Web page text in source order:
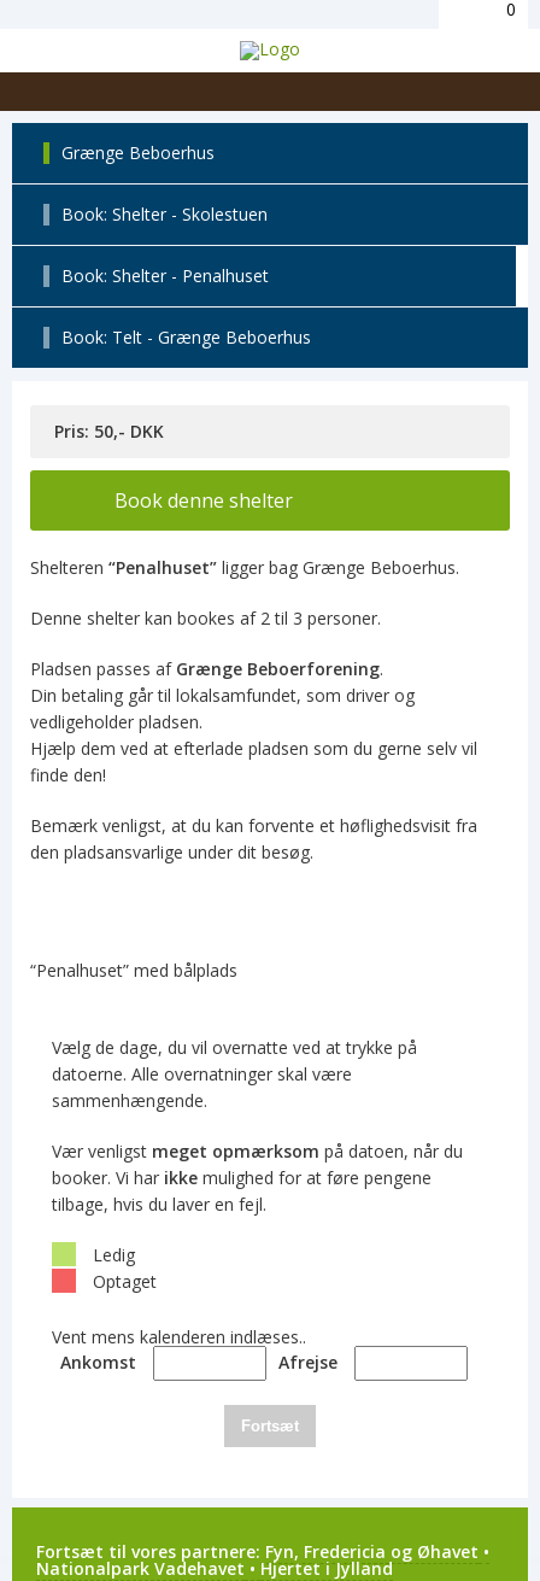
0
Grænge Beboerhus
Book: Shelter - Skolestuen
Book: Shelter - Penalhuset
Book: Telt - Grænge Beboerhus
Pris: 50,- DKK
Book denne shelter
Shelteren “Penalhuset” ligger bag Grænge Beboerhus.
Denne shelter kan bookes af 2 til 3 personer.
Pladsen passes af Grænge Beboerforening.
Din betaling går til lokalsamfundet, som driver og
vedligeholder pladsen.
Hjælp dem ved at efterlade pladsen som du gerne selv vil
finde den!
Bemærk venligst, at du kan forvente et høflighedsvisit fra
den pladsansvarlige under dit besøg.
“Penalhuset” med bålplads
Vælg de dage, du vil overnatte ved at trykke på
datoerne. Alle overnatninger skal være
sammenhængende.
Vær venligst meget opmærksom på datoen, når du
booker. Vi har ikke mulighed for at føre pengene
tilbage, hvis du laver en fejl.
Ledig
Optaget
Vent mens kalenderen indlæses..
Ankomst
Afrejse
Fortsæt
Fortsæt til vores partnere: Fyn, Fredericia og Øhavet •
Nationalpark Vadehavet • Hjertet i Jylland